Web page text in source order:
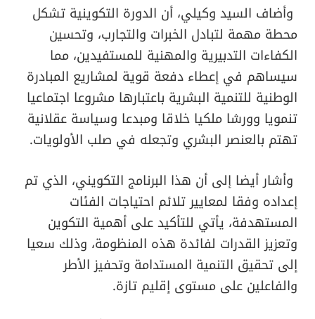
وأضاف السيد وكيلي، أن الدورة التكوينية تشكل
محطة مهمة لتبادل الخبرات والتجارب، وتحسين
الكفاءات التدبيرية والمهنية للمستفيدين، مما
سيساهم في إعطاء دفعة قوية لمشاريع المبادرة
الوطنية للتنمية البشرية باعتبارها مشروعا اجتماعيا
تنمويا وورشا ملكيا خلاقا ومبدعا وسياسة عقلانية
تهتم بالعنصر البشري وتجعله في صلب الأولويات.
وأشار أيضا إلى أن هذا البرنامج التكويني، الذي تم
إعداده وفقا لمعايير تلائم احتياجات الفئات
المستهدفة، يأتي للتأكيد على أهمية التكوين
وتعزيز القدرات لفائدة هذه المنظومة، وذلك سعيا
إلى تحقيق التنمية المستدامة وتحفيز الأطر
والفاعلين على مستوى إقليم تازة.